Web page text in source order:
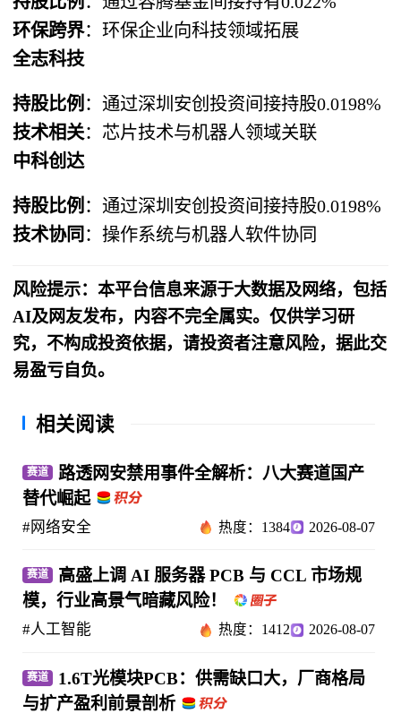
环保跨界：环保企业向科技领域拓展
全志科技
持股比例 ：通过深圳安创投资间接持股0.0198%
技术相关：芯片技术与机器人领域关联
中科创达
持股比例 ：通过深圳安创投资间接持股0.0198%
技术协同 ：操作系统与机器人软件协同
风险提示：本平台信息来源于大数据及网络，包括
AI及网友发布，内容不完全属实。仅供学习研
究，不构成投资依据，请投资者注意风险，据此交
易盈亏自负。
相关阅读
赛道
路透网安禁用事件全解析：八大赛道国产
替代崛起
#网络安全 热度：1384 2026-08-07
赛道
高盛上调 AI 服务器 PCB 与 CCL 市场规
模，行业高景气暗藏风险！
#人工智能 热度：1412 2026-08-07
赛道
1.6T光模块PCB：供需缺口大，厂商格局
与扩产盈利前景剖析